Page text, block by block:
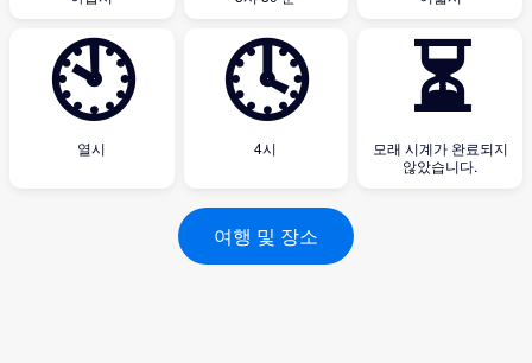
🕙
열시
🕓
4시
⏳
모래 시계가 완료되지
않았습니다.
여행 및 장소